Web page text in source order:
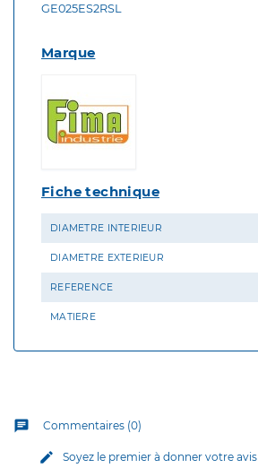
GE025ES2RSL
Marque
Fiche technique
DIAMETRE INTERIEUR
DIAMETRE EXTERIEUR
REFERENCE
MATIERE
chat Commentaires (0)
edit Soyez le premier à donner votre avis